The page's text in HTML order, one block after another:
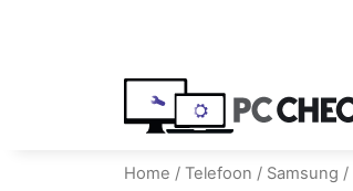
Home / Telefoon / Samsung /